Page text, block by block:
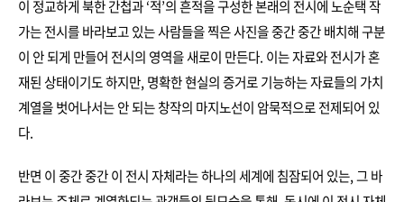
이 정교하게 북한 간첩과 ‘적’의 흔적을 구성한 본래의 전시에 노순택 작
가는 전시를 바라보고 있는 사람들을 찍은 사진을 중간 중간 배치해 구분
이 안 되게 만들어 전시의 영역을 새로이 만든다. 이는 자료와 전시가 혼
재된 상태이기도 하지만, 명확한 현실의 증거로 기능하는 자료들의 가치
계열을 벗어나서는 안 되는 창작의 마지노선이 암묵적으로 전제되어 있
다.
반면 이 중간 중간 이 전시 자체라는 하나의 세계에 침잠되어 있는, 그 바